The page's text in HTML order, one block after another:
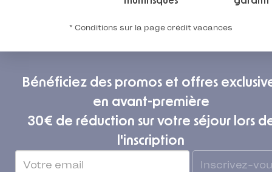
* Conditions sur la page crédit vacances
Bénéficiez des promos et offres
en avant-première
30€ de réduction sur votre séjour lors
l'inscription
Inscrivez-